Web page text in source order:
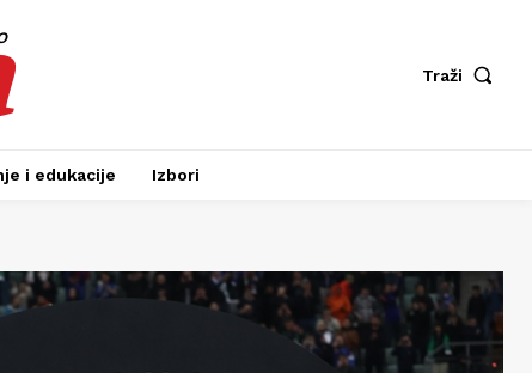
Traži
i edukacije Izbori